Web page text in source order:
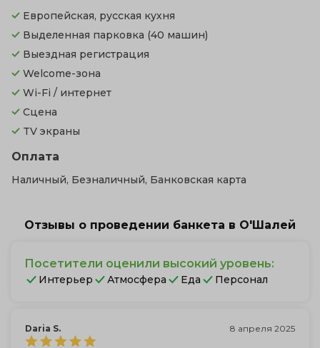
Европейская, русская кухня
Выделенная парковка (40 машин)
Выездная регистрация
Welcome-зона
Wi-Fi / интернет
Сцена
TV экраны
Оплата
Наличный, Безналичный, Банковская карта
Отзывы о проведении банкета в О'Шалей
Посетители оценили высокий уровень:
Интерьер Атмосфера Еда Персонал
Daria S. 8 апреля 2025